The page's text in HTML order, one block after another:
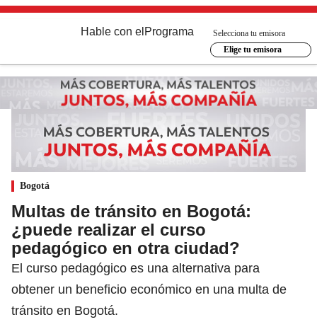
Hable con el Programa
Selecciona tu emisora
Elige tu emisora
Bogotá
Multas de tránsito en Bogotá:
¿puede realizar el curso
pedagógico en otra ciudad?
El curso pedagógico es una alternativa para
obtener un beneficio económico en una multa de
tránsito en Bogotá.